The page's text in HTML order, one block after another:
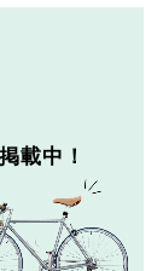
載中！